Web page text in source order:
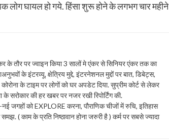
घायल हो गये. हिंसा शुरू होने के लगभग चार महीने
तौर पर ज्वाइन किया 3 सालों मे एंकर से सिनियर एंकर तक का
के इंटरव्यू, क्षेत्रिय मुद्दे, इंटरनेशनल मुद्दों पर बात, डिबेट्स,
के टाइम पर लोगों को घर अपडेट दिया. सुप्रीम कोर्ट से लेकर
की हर खबर पर नजर रखी रिपोर्टिंग की.
जगहों को EXPLORE करना, पौराणिक चीजों में रुचि, इतिहास
( काम के प्रति निष्ठावान होना जरुरी है ) कर्म पर सबसे ज्यादा